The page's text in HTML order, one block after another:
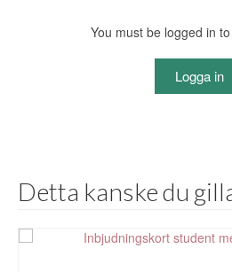
You must be logged in
Logga in
Detta kanske du